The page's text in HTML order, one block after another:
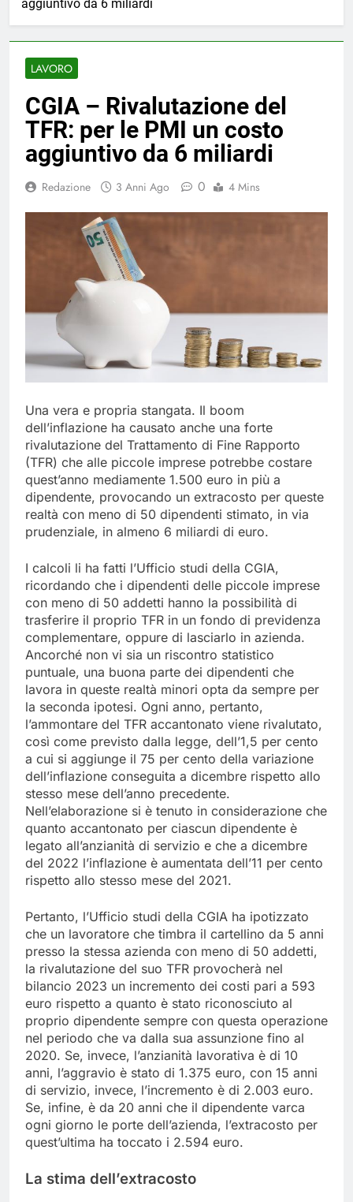
aggiuntivo da 6 miliardi
LAVORO
CGIA – Rivalutazione del
TFR: per le PMI un costo
aggiuntivo da 6 miliardi
Redazione 3 Anni Ago 0 4 Mins
Una vera e propria stangata. Il boom
dell’inflazione ha causato anche una forte
rivalutazione del Trattamento di Fine Rapporto
(TFR) che alle piccole imprese potrebbe costare
quest’anno mediamente 1.500 euro in più a
dipendente, provocando un extracosto per queste
realtà con meno di 50 dipendenti stimato, in via
prudenziale, in almeno 6 miliardi di euro.
I calcoli li ha fatti l’Ufficio studi della CGIA,
ricordando che i dipendenti delle piccole imprese
con meno di 50 addetti hanno la possibilità di
trasferire il proprio TFR in un fondo di previdenza
complementare, oppure di lasciarlo in azienda.
Ancorché non vi sia un riscontro statistico
puntuale, una buona parte dei dipendenti che
lavora in queste realtà minori opta da sempre per
la seconda ipotesi. Ogni anno, pertanto,
l’ammontare del TFR accantonato viene rivalutato,
così come previsto dalla legge, dell’1,5 per cento
a cui si aggiunge il 75 per cento della variazione
dell’inflazione conseguita a dicembre rispetto allo
stesso mese dell’anno precedente.
Nell’elaborazione si è tenuto in considerazione che
quanto accantonato per ciascun dipendente è
legato all’anzianità di servizio e che a dicembre
del 2022 l’inflazione è aumentata dell’11 per cento
rispetto allo stesso mese del 2021.
Pertanto, l’Ufficio studi della CGIA ha ipotizzato
che un lavoratore che timbra il cartellino da 5 anni
presso la stessa azienda con meno di 50 addetti,
la rivalutazione del suo TFR provocherà nel
bilancio 2023 un incremento dei costi pari a 593
euro rispetto a quanto è stato riconosciuto al
proprio dipendente sempre con questa operazione
nel periodo che va dalla sua assunzione fino al
2020. Se, invece, l’anzianità lavorativa è di 10
anni, l’aggravio è stato di 1.375 euro, con 15 anni
di servizio, invece, l’incremento è di 2.003 euro.
Se, infine, è da 20 anni che il dipendente varca
ogni giorno le porte dell’azienda, l’extracosto per
quest’ultima ha toccato i 2.594 euro.
La stima dell’extracosto